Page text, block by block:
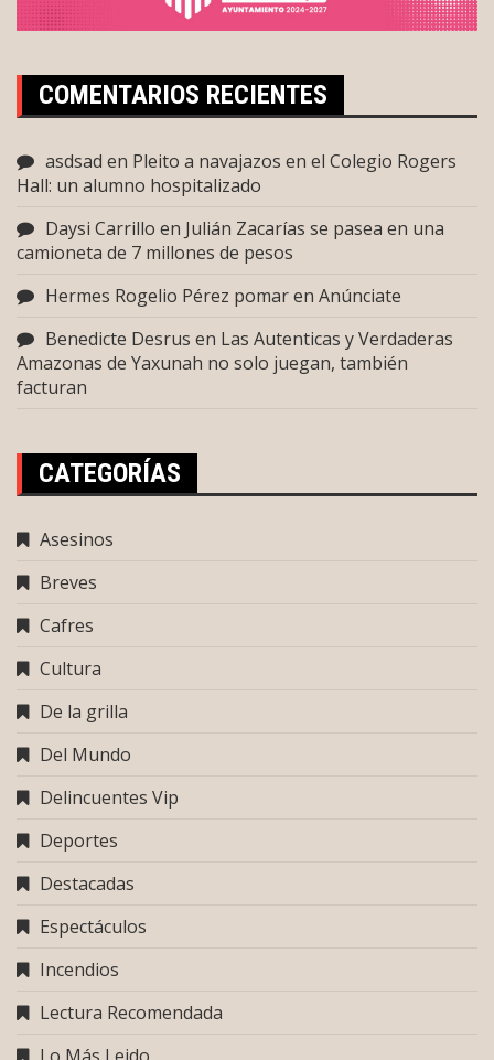
COMENTARIOS RECIENTES
asdsad en Pleito a navajazos en el Colegio Rogers
Hall: un alumno hospitalizado
Daysi Carrillo en Julián Zacarías se pasea en una
camioneta de 7 millones de pesos
Hermes Rogelio Pérez pomaren Anúnciate
Benedicte Desrus en Las Autenticas y Verdaderas
Amazonas de Yaxunah no solo juegan, también
facturan
CATEGORÍAS
Asesinos
Breves
Cafres
Cultura
De la grilla
Del Mundo
Delincuentes Vip
Deportes
Destacadas
Espectáculos
Incendios
Lectura Recomendada
Lo Más Leido